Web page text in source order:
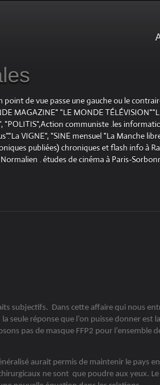
point de vue passe une gauche ou le
MAGAZINE" "LE MONDE
"POLITIS",Action communiste .les
VIGNE", "SINE mensuel "La Manche
publiées) chroniques et flash info à
. études de cinéma à Paris-
subjectifs. Dans cette affaire qui nous
seule réponse que l’on puisse donner est la
pas de masque FFP2 pour l’ensemble
aurait permis de maintenir le pays en
ne sont que poudre aux yeux. Le